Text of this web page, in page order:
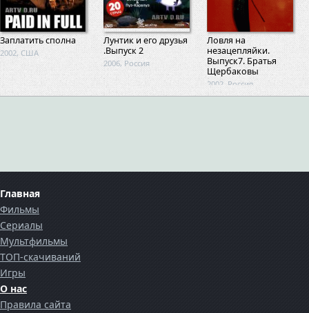
Заплатить сполна
2002, США
Лунтик и его друзья
.Выпуск 2
2006, Россия
Ловля на
незацепляйки.
Выпуск7. Братья
Щербаковы
2002, Россия
Главная
Фильмы
Сериалы
Мультфильмы
ТОП-скачиваний
Игры
О нас
Правила сайта